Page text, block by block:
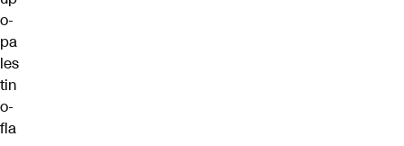
o-
pa
les
tin
o-
fla